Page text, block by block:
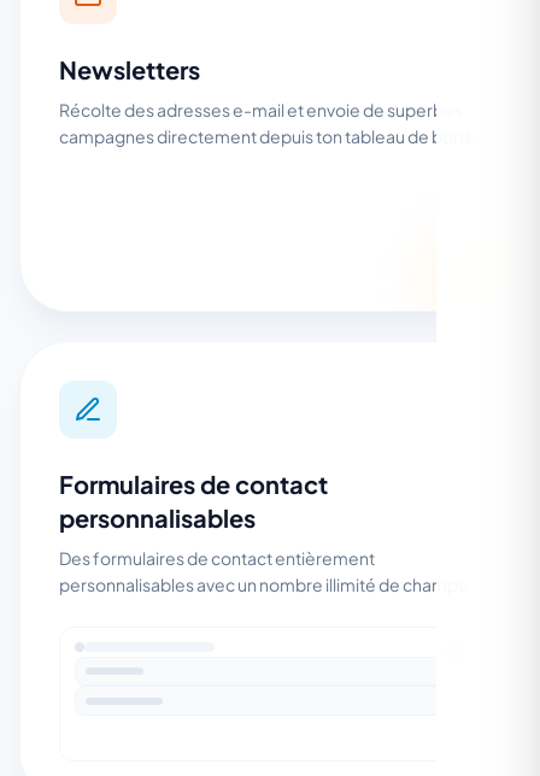
Newsletters
Récolte des adresses e-mail et envoie de superbes
campagnes directement depuis ton tableau de bord.
Formulaires de contact
personnalisables
Des formulaires de contact entièrement
personnalisables avec un nombre illimité de champs.